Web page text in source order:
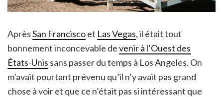
AprèsSan Franciscoet Las Vegas, il était tout
bonnement inconcevable devenir à l’Ouest des
États-Unis sans passer du temps à Los Angeles. On
m’avait pourtant prévenu qu’il n’y avait pas grand
chose à voir et que ce n’était pas si intéressant que